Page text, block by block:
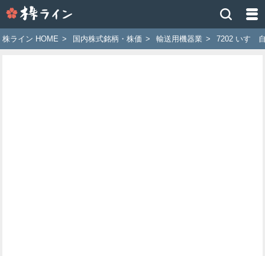
イ
ン
株ライン HOME > 国内株式銘柄・株価 > 輸送用機器業 > 7202 いすゞ